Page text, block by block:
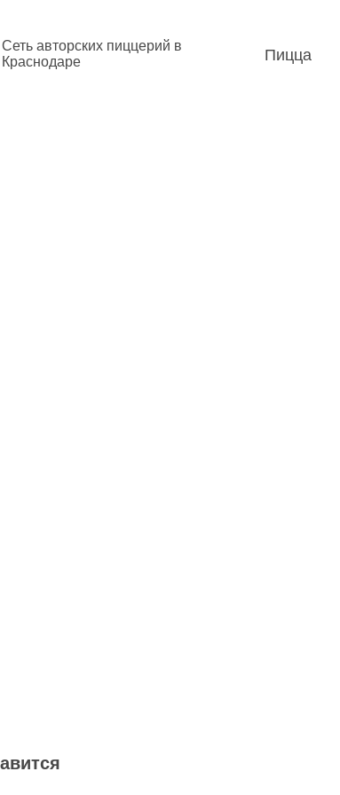
Пицца
Сеть авторских пиццерий в
Краснодаре